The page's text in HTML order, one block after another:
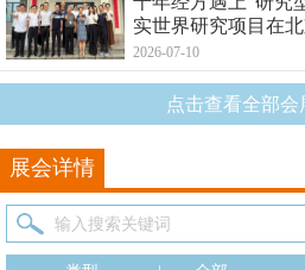
实世界研究项目在
2026-07-10
点击查看全部会
展会详情